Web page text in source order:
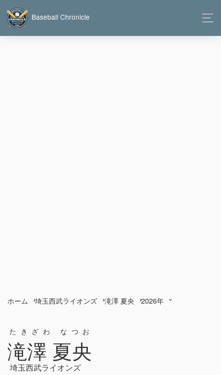
Baseball Chronicle
ホーム 埼玉西武ライオンズ 滝澤 夏央 2026年
滝澤 夏央
たきざわ なつお
埼玉西武ライオンズ